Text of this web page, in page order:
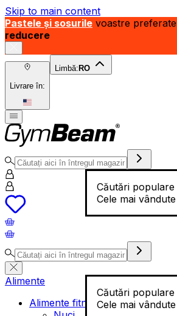
Skip to main content
Pastele și sosurile voastre preferate
reducere
Livrare în:
Limbă: RO
Căutări populare
Cele mai vândute
Căutări populare
Cele mai vândute
Alimente
Alimente fitness